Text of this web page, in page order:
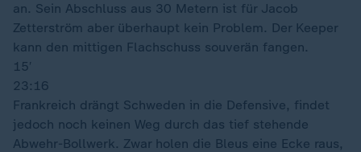
an. Sein Abschluss aus 30 Metern ist für Jacob
Zetterström aber überhaupt kein Problem. Der Keeper
kann den mittigen Flachschuss souverän fangen.
15′
23:16
Frankreich drängt Schweden in die Defensive, findet
jedoch noch keinen Weg durch das tief stehende
Abwehr-Bollwerk. Zwar holen die Bleus eine Ecke raus,